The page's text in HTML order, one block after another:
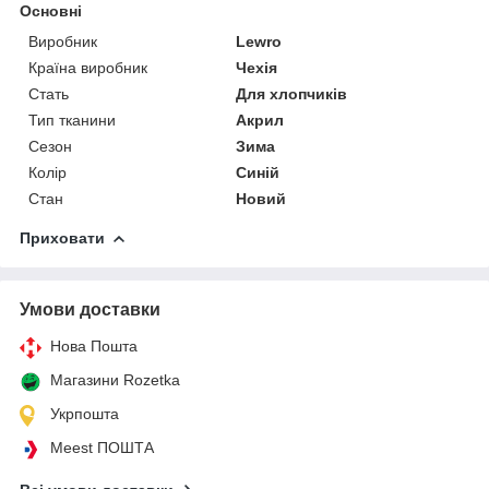
Основні
Виробник
Lewro
Країна виробник
Чехія
Стать
Для хлопчиків
Тип тканини
Акрил
Сезон
Зима
Колір
Синій
Стан
Новий
Приховати
Умови доставки
Нова Пошта
Магазини Rozetka
Укрпошта
Meest ПОШТА